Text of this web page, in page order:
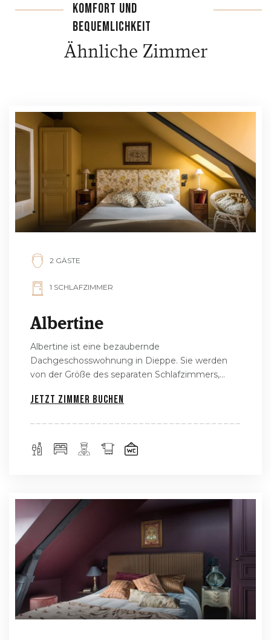
KOMFORT UND
BEQUEMLICHKEIT
Ähnliche Zimmer
2 GÄSTE
1 SCHLAFZIMMER
Albertine
Albertine ist eine bezaubernde
Dachgeschosswohnung in Dieppe. Sie werden
von der Größe des separaten Schlafzimmers,...
Jetzt Zimmer buchen